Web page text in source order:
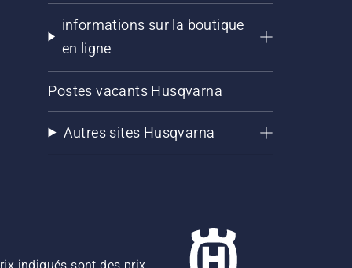
informations sur la boutique
en ligne
Postes vacants Husqvarna
Autres sites Husqvarna
indiqués sont des prix